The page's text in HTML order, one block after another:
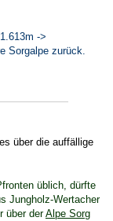
->
Sorgalpe zurück.
über die auffällige
üblich, dürfte
Jungholz-Wertacher
über derAlpe Sorg